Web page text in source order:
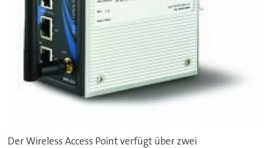
Der Wireless Access Point verfügt über zwei